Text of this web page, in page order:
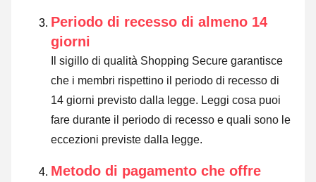
Periodo di recesso di almeno 14
giorni
Il sigillo di qualità Shopping Secure garantisce
che i membri rispettino il periodo di recesso di
14 giorni previsto dalla legge. Leggi cosa puoi
fare durante il periodo di recesso e quali sono le
eccezioni previste dalla legge.
Metodo di pagamento che offre